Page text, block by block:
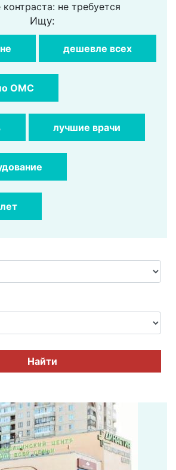
не требуется
Ищу:
дешевле всех
ОМС
лучшие врачи
Найти